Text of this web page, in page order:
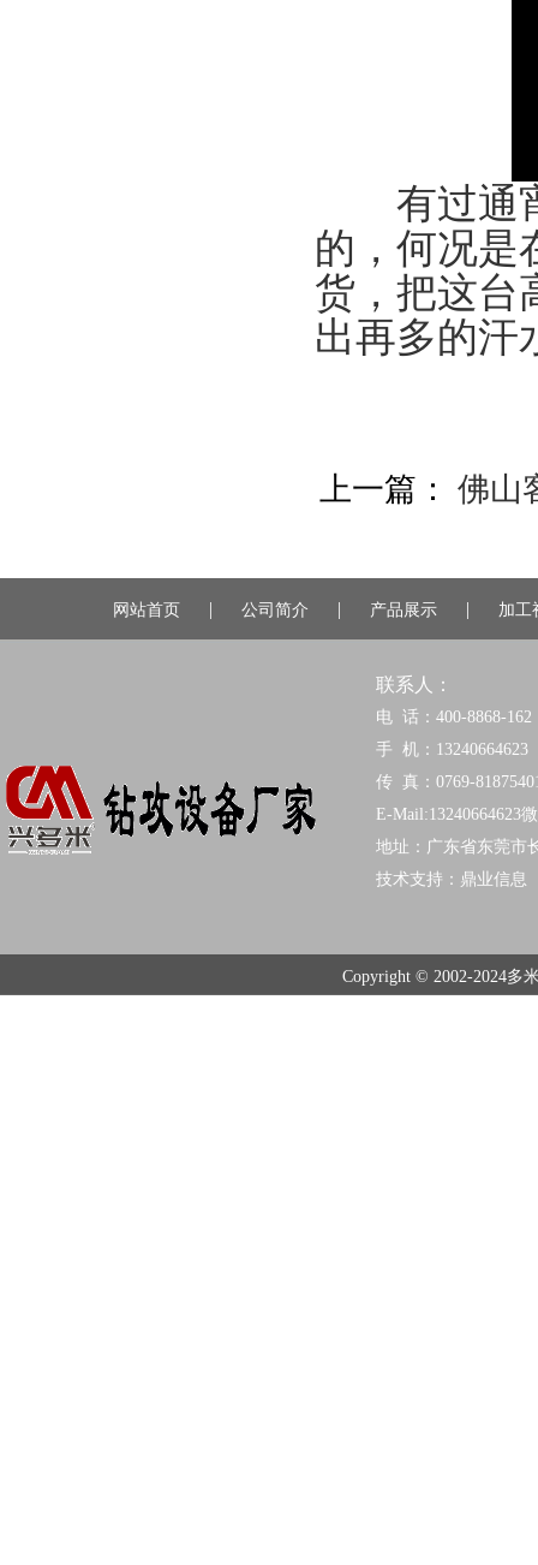
有过通宵
的，何况是
货，把这台
出再多的汗
上一篇： 佛山
网站首页 | 公司简介 | 产品展示 | 加
联系人：
电 话：400-8868-162
手 机：13240664623
传 真：0769-
E-Mail:13240664623
地址：广东省东莞市
技术支持： 鼎业信息
Copyright © 2002-2024多